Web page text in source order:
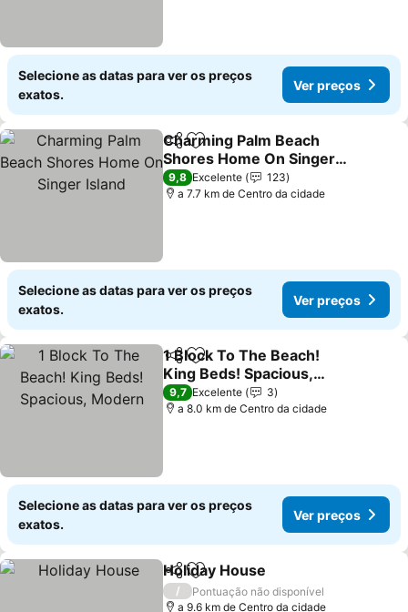
Selecione as datas para ver os preços
exatos.
Ver preços
PartilharAdicionar aos favoritos
Charming Palm Beach
Shores Home On Singer
Island
9,8 Excelente
123
a 7.7 km de Centro da cidade
Selecione as datas para ver os preços
exatos.
Ver preços
PartilharAdicionar aos favoritos
1 Block To The Beach!
King Beds! Spacious,
Modern
9,7 Excelente
3
a 8.0 km de Centro da cidade
Selecione as datas para ver os preços
exatos.
Ver preços
PartilharAdicionar aos favoritos
Holiday House
/
Pontuação não disponível
a 9.6 km de Centro da cidade